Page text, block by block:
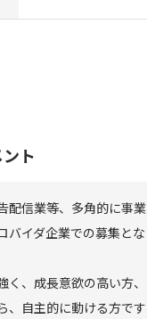
ト
配信業等、多角的に事業
バイダ企業での募集とな
く、成長意欲の高い方、
、自主的に動ける方です